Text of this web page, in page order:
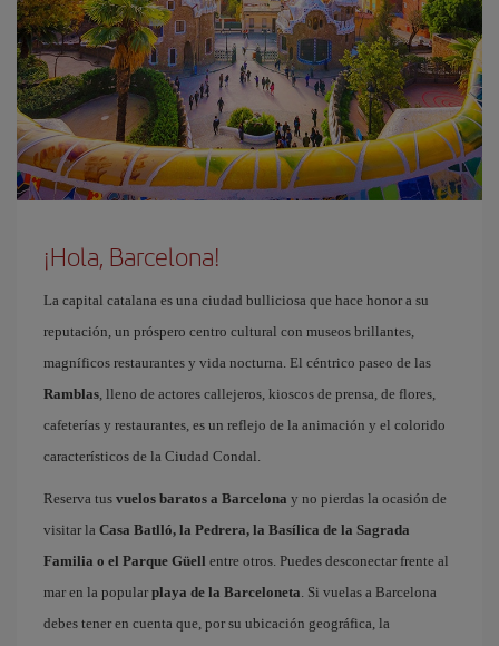
¡Hola, Barcelona!
La capital catalana es una ciudad bulliciosa que hace honor a su
reputación, un próspero centro cultural con museos brillantes,
magníficos restaurantes y vida nocturna. El céntrico paseo de las
Ramblas, lleno de actores callejeros, kioscos de prensa, de flores,
cafeterías y restaurantes, es un reflejo de la animación y el colorido
característicos de la Ciudad Condal.
Reserva tus vuelos baratos a Barcelona y no pierdas la ocasión de
visitar la Casa Batlló, la Pedrera, la Basílica de la Sagrada
Familia o el Parque Güell entre otros. Puedes desconectar frente al
mar en la popular playa de la Barceloneta. Si vuelas a Barcelona
debes tener en cuenta que, por su ubicación geográfica, la